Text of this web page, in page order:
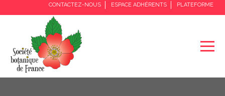
CONTACTEZ-NOUS ESPACE ADHÉRENTS PLATEFORME